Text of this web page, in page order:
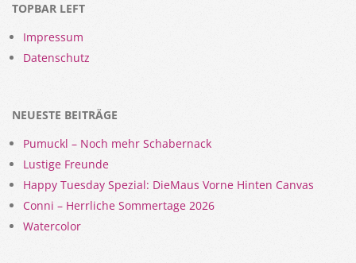
TOPBAR LEFT
Impressum
Datenschutz
NEUESTE BEITRÄGE
Pumuckl – Noch mehr Schabernack
Lustige Freunde
Happy Tuesday Spezial: DieMaus Vorne Hinten Canvas
Conni – Herrliche Sommertage 2026
Watercolor